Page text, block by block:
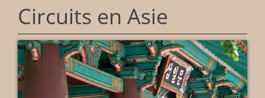
Circuits en Asie